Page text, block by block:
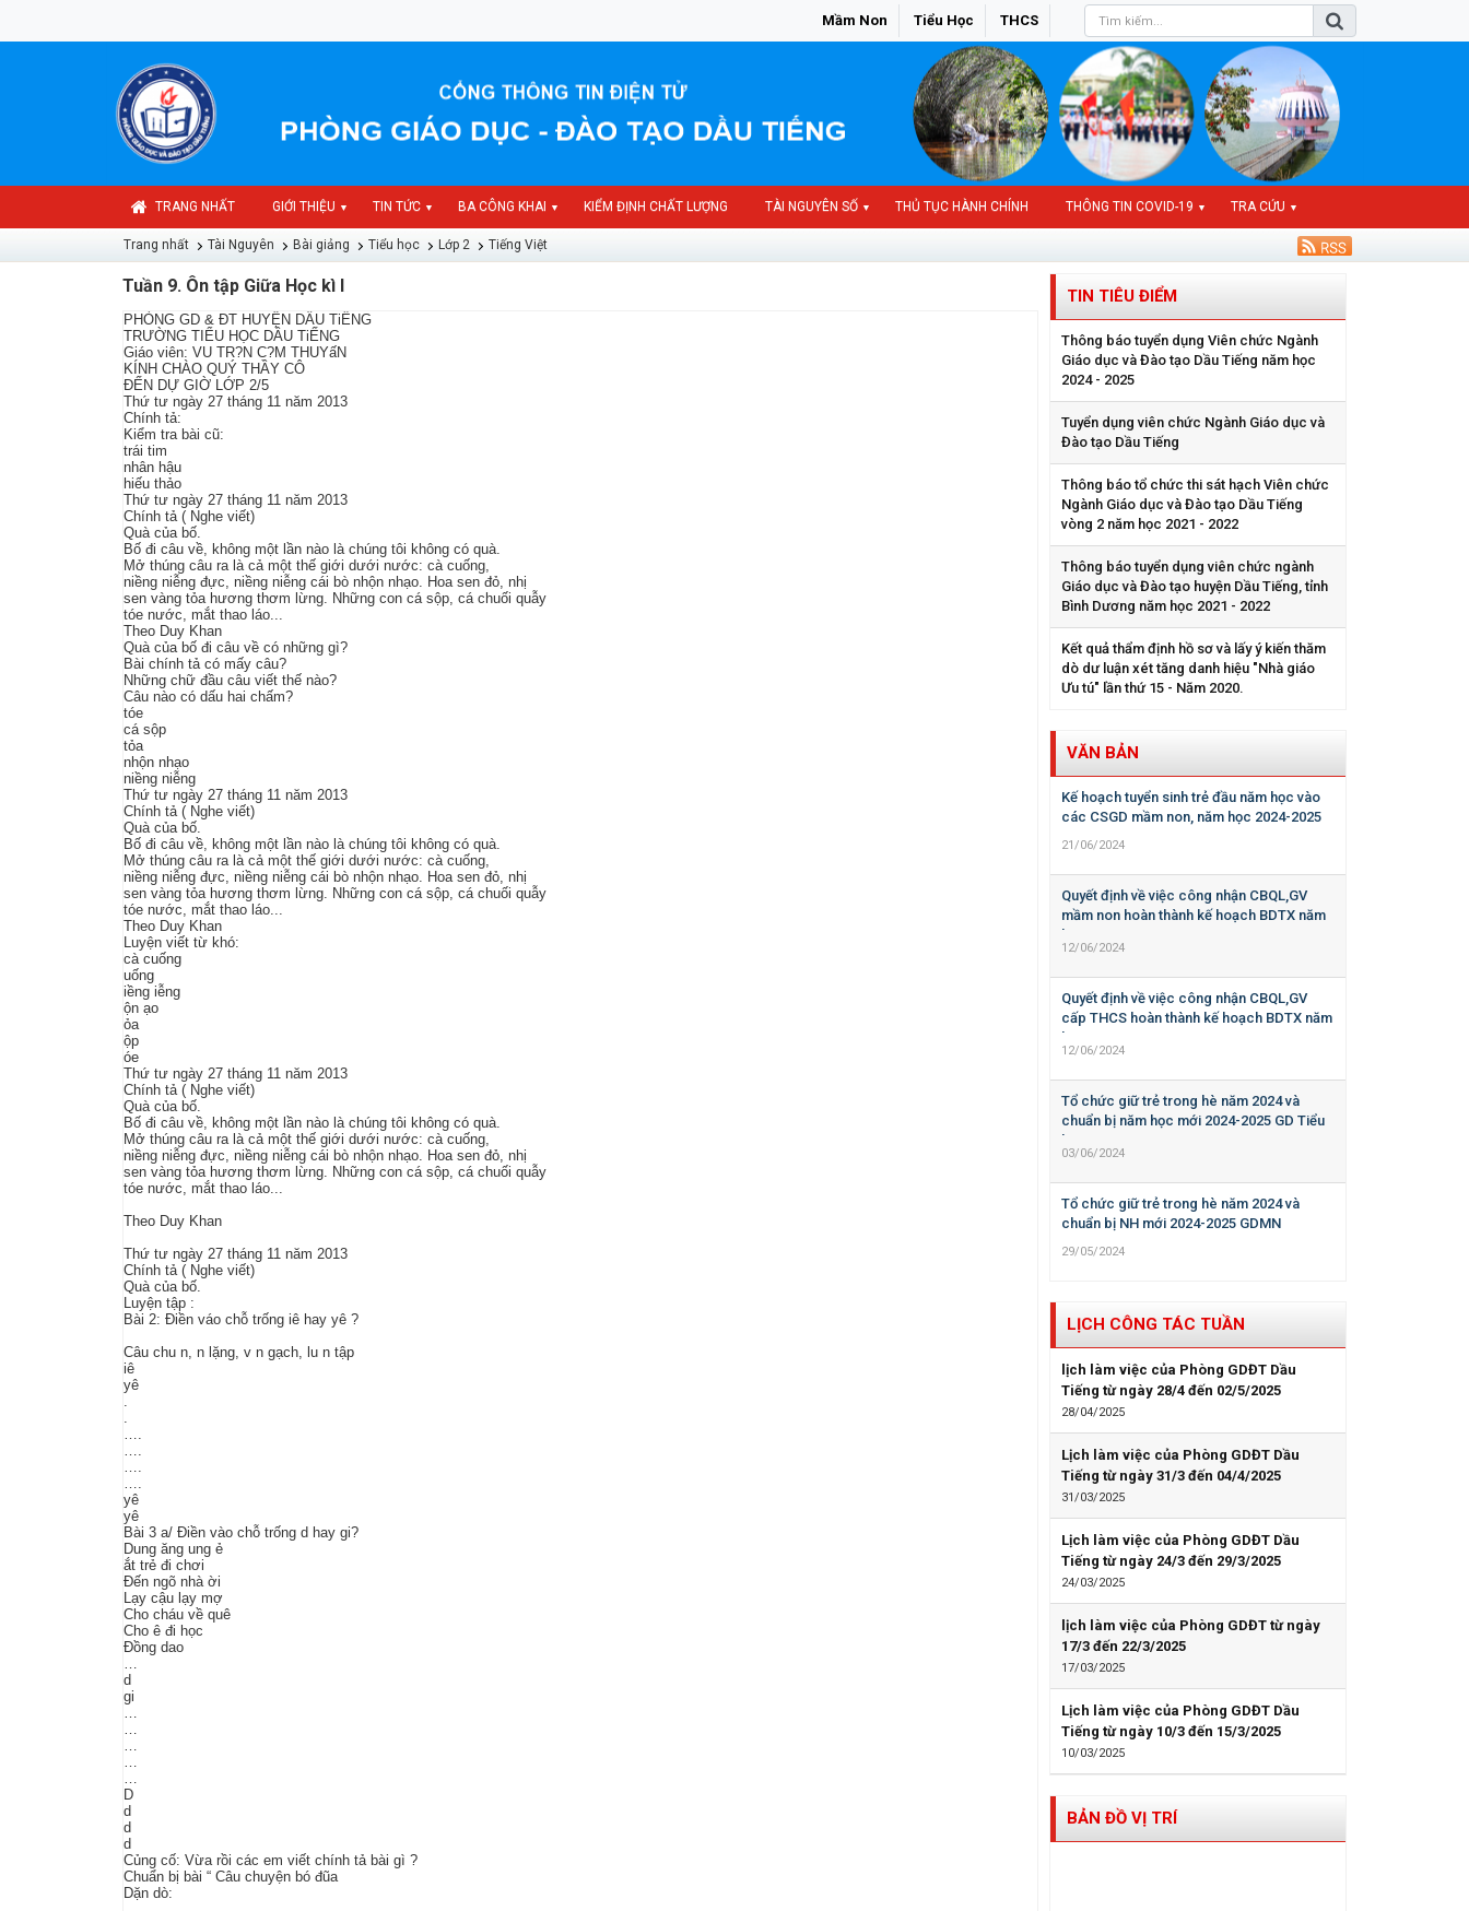
Mầm Non Tiểu Học THCS
TRANG NHẤT GIỚI THIỆU ▼ TIN TỨC ▼ BA CÔNG KHAI ▼ KIỂM ĐỊNH CHẤT LƯỢNG TÀI NGUYÊN SỐ ▼ THỦ TỤC HÀNH CHÍNH THÔNG TIN COVID-19 ▼ TRA CỨU ▼
Trang nhất Tài Nguyên Bài giảng Tiểu học Lớp 2 Tiếng Việt
Tuần 9. Ôn tập Giữa Học kì I
PHÒNG GD & ĐT HUYỆN DẦU TiẾNG
TRƯỜNG TIỂU HỌC DẦU TiẾNG
Giáo viên: VU TR?N C?M THUYấN
KÍNH CHÀO QUÝ THẦY CÔ
ĐẾN DỰ GIỜ LỚP 2/5
Thứ tư ngày 27 tháng 11 năm 2013
Chính tả:
Kiểm tra bài cũ:
trái tim
nhân hậu
hiếu thảo
Thứ tư ngày 27 tháng 11 năm 2013
Chính tả ( Nghe viết)
Quà của bố.
Bố đi câu về, không một lần nào là chúng tôi không có quà.
Mở thúng câu ra là cả một thế giới dưới nước: cà cuống,
niềng niễng đực, niềng niễng cái bò nhộn nhạo. Hoa sen đỏ, nhị
sen vàng tỏa hương thơm lừng. Những con cá sộp, cá chuối quẫy
tóe nước, mắt thao láo...
Theo Duy Khan
Quà của bố đi câu về có những gì?
Bài chính tả có mấy câu?
Những chữ đầu câu viết thế nào?
Câu nào có dấu hai chấm?
tóe
cá sộp
tỏa
nhộn nhạo
niềng niễng
Thứ tư ngày 27 tháng 11 năm 2013
Chính tả ( Nghe viết)
Quà của bố.
Bố đi câu về, không một lần nào là chúng tôi không có quà.
Mở thúng câu ra là cả một thế giới dưới nước: cà cuống,
niềng niễng đực, niềng niễng cái bò nhộn nhạo. Hoa sen đỏ, nhị
sen vàng tỏa hương thơm lừng. Những con cá sộp, cá chuối quẫy
tóe nước, mắt thao láo...
Theo Duy Khan
Luyện viết từ khó:
cà cuống
uống
iềng iễng
ộn ạo
ỏa
ộp
óe
Thứ tư ngày 27 tháng 11 năm 2013
Chính tả ( Nghe viết)
Quà của bố.
Bố đi câu về, không một lần nào là chúng tôi không có quà.
Mở thúng câu ra là cả một thế giới dưới nước: cà cuống,
niềng niễng đực, niềng niễng cái bò nhộn nhạo. Hoa sen đỏ, nhị
sen vàng tỏa hương thơm lừng. Những con cá sộp, cá chuối quẫy
tóe nước, mắt thao láo...
Theo Duy Khan
Thứ tư ngày 27 tháng 11 năm 2013
Chính tả ( Nghe viết)
Quà của bố.
Luyện tập :
Bài 2: Điền váo chỗ trống iê hay yê ?
Câu chu n, n lặng, v n gạch, lu n tập
iê
yê
.
.
….
….
….
….
yê
yê
Bài 3 a/ Điền vào chỗ trống d hay gi?
Dung ăng ung ẻ
ắt trẻ đi chơi
Đến ngõ nhà ời
Lạy cậu lạy mợ
Cho cháu về quê
Cho ê đi học
Đồng dao
…
d
gi
…
…
…
…
…
D
d
d
d
Củng cố: Vừa rồi các em viết chính tả bài gì ?
Chuẩn bị bài “ Câu chuyện bó đũa
Dặn dò:
TIN TIÊU ĐIỂM
Thông báo tuyển dụng Viên chức Ngành
Giáo dục và Đào tạo Dầu Tiếng năm học
2024 - 2025
Tuyển dụng viên chức Ngành Giáo dục và
Đào tạo Dầu Tiếng
Thông báo tổ chức thi sát hạch Viên chức
Ngành Giáo dục và Đào tạo Dầu Tiếng
vòng 2 năm học 2021 - 2022
Thông báo tuyển dụng viên chức ngành
Giáo dục và Đào tạo huyện Dầu Tiếng, tỉnh
Bình Dương năm học 2021 - 2022
Kết quả thẩm định hồ sơ và lấy ý kiến thăm
dò dư luận xét tăng danh hiệu "Nhà giáo
Ưu tú" lần thứ 15 - Năm 2020.
VĂN BẢN
Kế hoạch tuyển sinh trẻ đầu năm học vào
các CSGD mầm non, năm học 2024-2025
21/06/2024
Quyết định về việc công nhận CBQL,GV
mầm non hoàn thành kế hoạch BDTX năm
học 2023-2024
12/06/2024
Quyết định về việc công nhận CBQL,GV
cấp THCS hoàn thành kế hoạch BDTX năm
học 2023-2024
12/06/2024
Tổ chức giữ trẻ trong hè năm 2024 và
chuẩn bị năm học mới 2024-2025 GD Tiểu
học
03/06/2024
Tổ chức giữ trẻ trong hè năm 2024 và
chuẩn bị NH mới 2024-2025 GDMN
29/05/2024
LỊCH CÔNG TÁC TUẦN
lịch làm việc của Phòng GDĐT Dầu
Tiếng từ ngày 28/4 đến 02/5/2025
28/04/2025
Lịch làm việc của Phòng GDĐT Dầu
Tiếng từ ngày 31/3 đến 04/4/2025
31/03/2025
Lịch làm việc của Phòng GDĐT Dầu
Tiếng từ ngày 24/3 đến 29/3/2025
24/03/2025
lịch làm việc của Phòng GDĐT từ ngày
17/3 đến 22/3/2025
17/03/2025
Lịch làm việc của Phòng GDĐT Dầu
Tiếng từ ngày 10/3 đến 15/3/2025
10/03/2025
BẢN ĐỒ VỊ TRÍ